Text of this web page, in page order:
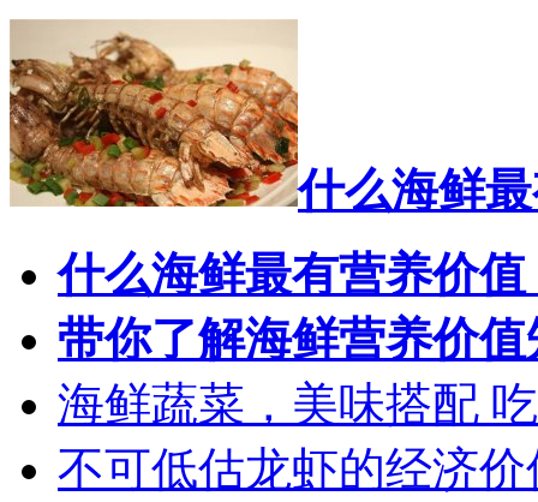
什么海鲜
什么海鲜最有营养价值
带你了解海鲜营养价值
海鲜蔬菜，美味搭配
不可低估龙虾的经济价